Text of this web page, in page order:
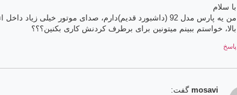
با سلام
بالا، خواستم ببینم میتونین برای برطرف کردنش کاری بکنین؟؟؟
پاسخ
mosavi گفت: